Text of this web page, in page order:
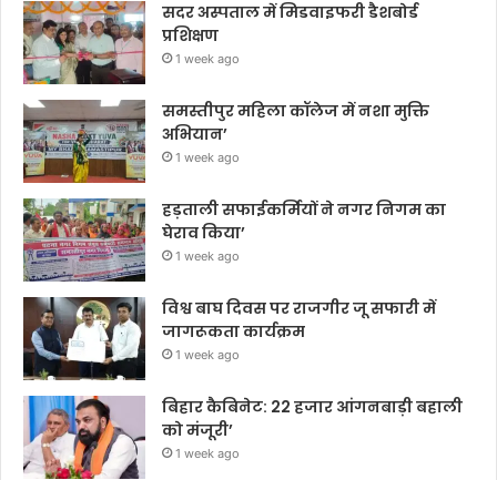
सदर अस्पताल में मिडवाइफरी डैशबोर्ड
प्रशिक्षण
1 week ago
समस्तीपुर महिला कॉलेज में नशा मुक्ति
अभियान’
1 week ago
हड़ताली सफाईकर्मियों ने नगर निगम का
घेराव किया’
1 week ago
विश्व बाघ दिवस पर राजगीर जू सफारी में
जागरूकता कार्यक्रम
1 week ago
बिहार कैबिनेट: 22 हजार आंगनबाड़ी बहाली
को मंजूरी’
1 week ago